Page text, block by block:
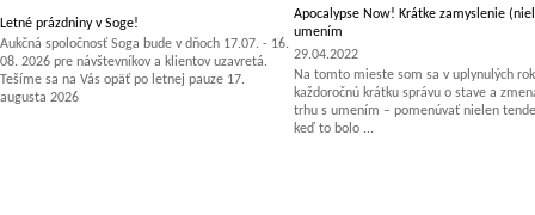
Letné prázdniny v Soge!
Aukčná spoločnosť Soga bude v dňoch 17.07. - 16.
08. 2026 pre návštevníkov a klientov uzavretá.
Tešíme sa na Vás opäť po letnej pauze 17.
augusta 2026
Apocalypse Now! Krátke zamyslenie
umením
29.04.2022
Na tomto mieste som sa v uplynulých
každoročnú krátku správu o stave a
trhu s umením – pomenúvať nielen
keď to bolo ...